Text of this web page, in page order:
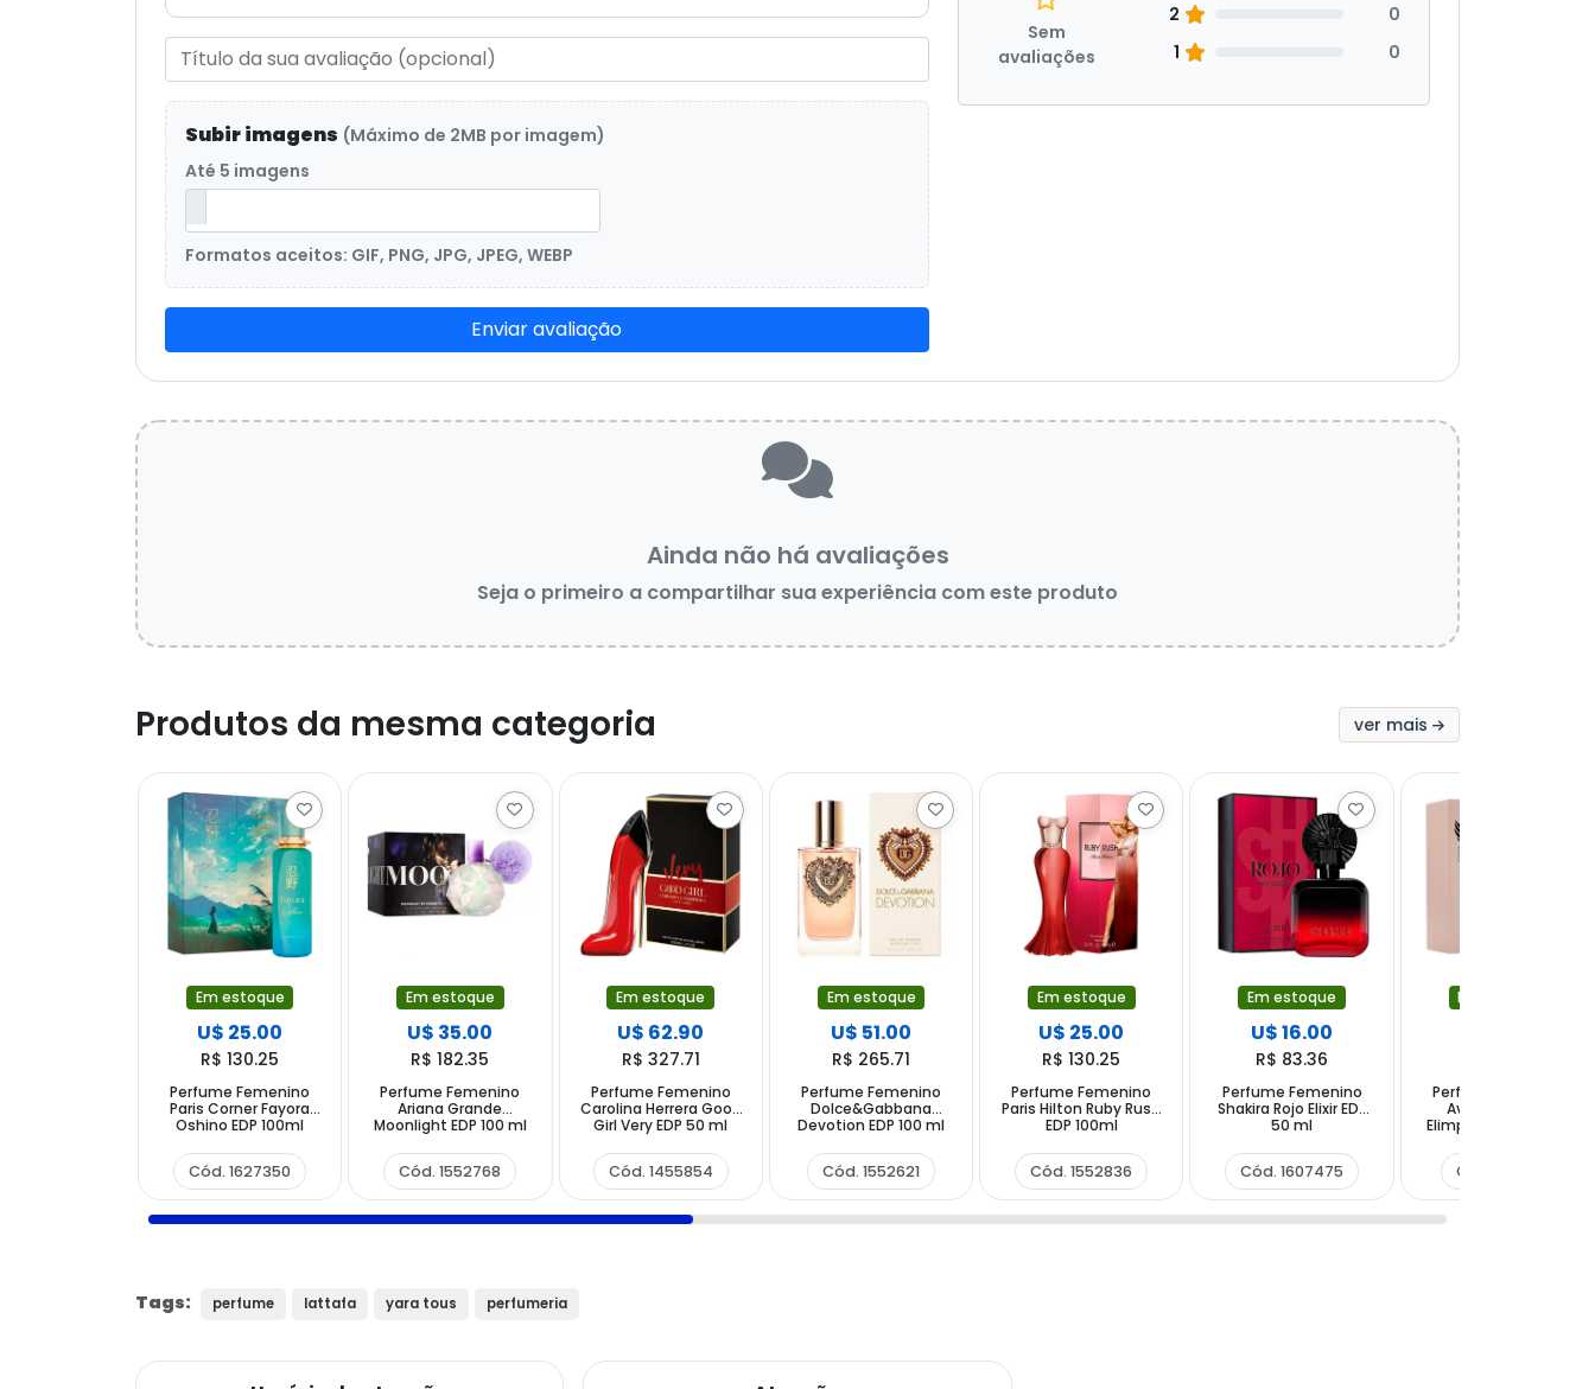
Subir imagens (Máximo de 2MB por imagem)
Até 5 imagens
Formatos aceitos: GIF, PNG, JPG, JPEG, WEBP
Enviar avaliação
Sem
avaliações
2
0
1
0
Ainda não há avaliações
Seja o primeiro a compartilhar sua experiência com este produto
Produtos da mesma categoria ver mais
Em estoque
U$ 25.00
R$ 130.25
Perfume Femenino
Paris Corner Fayora
Oshino EDP 100ml
Cód. 1627350
Em estoque
U$ 35.00
R$ 182.35
Perfume Femenino
Ariana Grande
Moonlight EDP 100 ml
Cód. 1552768
Em estoque
U$ 62.90
R$ 327.71
Perfume Femenino
Carolina Herrera Good
Girl Very EDP 50 ml
Cód. 1455854
Em estoque
U$ 51.00
R$ 265.71
Perfume Femenino
Dolce&Gabbana
Devotion EDP 100 ml
Cód. 1552621
Em estoque
U$ 25.00
R$ 130.25
Perfume Femenino
Paris Hilton Ruby Rush
EDP 100ml
Cód. 1552836
Em estoque
U$ 16.00
R$ 83.36
Perfume Femenino
Shakira Rojo Elixir EDP
50 ml
Cód. 1607475
Em estoque
Perfume Femenino
Avar Collection
Elimpea N°012 EDP 30
Cód. 1591613
Tags: perfume lattafa yara tous perfumeria